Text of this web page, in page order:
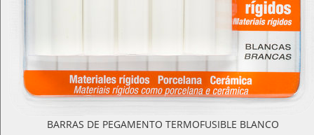
BARRAS DE PEGAMENTO TERMOFUSIBLE BLANCO